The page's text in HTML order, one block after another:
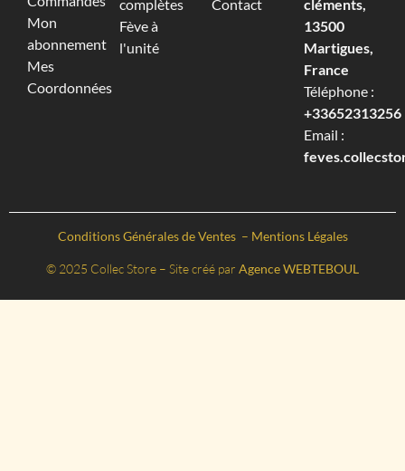
Mon
abonnement
Mes
Coordonnées
complètes
Fève à
l'unité
Contact
cléments,
13500
Martigues,
France
Téléphone :
+33652313256‬
Email :
Conditions Générales de Ventes – Mentions Légales
© 2025 Collec Store – Site créé par Agence WEBTEBOUL